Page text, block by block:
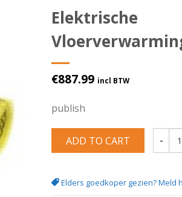
Elektrische
€887.99 incl BTW
publish
ADD TO CART
Elders goedkoper gezien? Meld